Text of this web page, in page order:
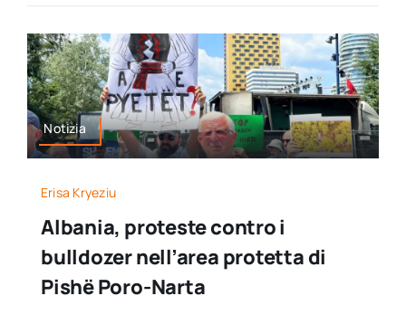
Notizia
Erisa Kryeziu
Albania, proteste contro i
bulldozer nell’area protetta di
Pishë Poro-Narta